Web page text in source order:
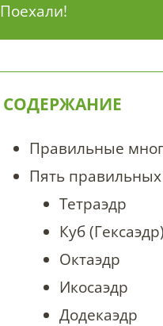
Поехали!
СОДЕРЖАНИЕ
Правильные
Пять
Тетраэдр
Куб (Гексаэдр)
Октаэдр
Икосаэдр
Додекаэдр